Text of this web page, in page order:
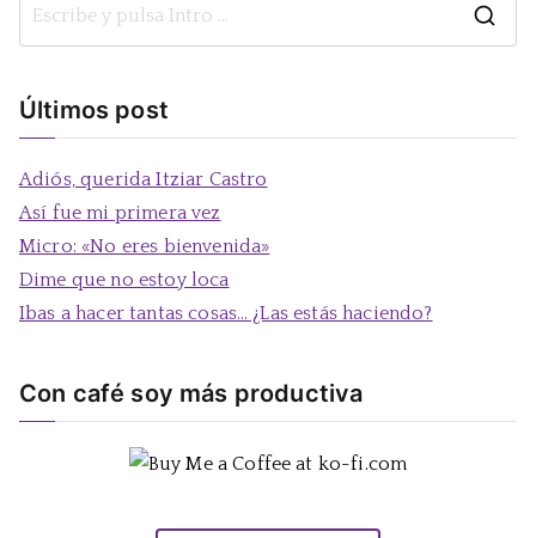
Últimos post
Adiós, querida Itziar Castro
Así fue mi primera vez
Micro: «No eres bienvenida»
Dime que no estoy loca
Ibas a hacer tantas cosas… ¿Las estás haciendo?
Con café soy más productiva